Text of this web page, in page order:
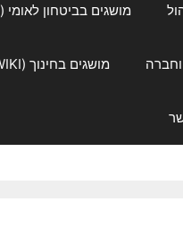
מושגים בביטחון לאומי (WIKI)
מושגים בחינוך (WIKI)